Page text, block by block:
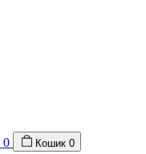
0 Кошик 0